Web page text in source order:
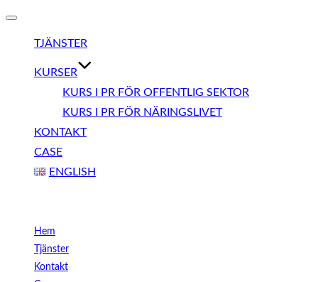
Slå
navigeringTJÄNSTER
KURSER
KURS I PR FÖR OFFENTLIG SEKTOR
KURS I PR FÖR NÄRINGSLIVET
KONTAKT
CASE
ENGLISH
Hem
Tjänster
Kontakt